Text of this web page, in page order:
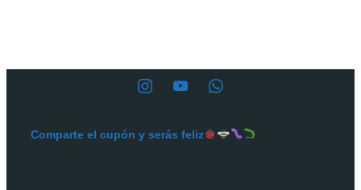
Comparte el cupón y serás feliz